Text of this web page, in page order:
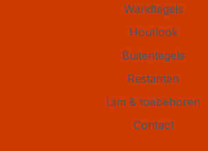
Wandtegels
Houtlook
Buitentegels
Restanten
Lijm & toebehoren
Contact